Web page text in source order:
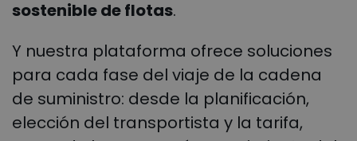
sostenible de flotas.
Y nuestra plataforma ofrece soluciones
para cada fase del viaje de la cadena
de suministro: desde la planificación,
elección del transportista y la tarifa,